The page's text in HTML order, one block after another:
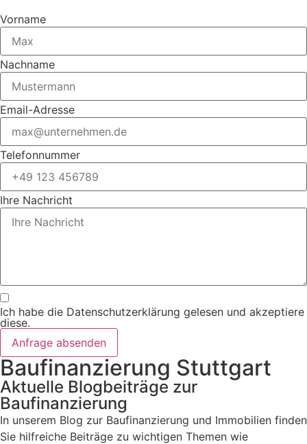
Vorname
Nachname
Email-Adresse
Telefonnummer
Ihre Nachricht
Ich habe die Datenschutzerklärung gelesen und akzeptiere
diese.
Anfrage absenden
Baufinanzierung Stuttgart
Aktuelle Blogbeiträge zur
Baufinanzierung
In unserem Blog zur Baufinanzierung und Immobilien finden
Sie hilfreiche Beiträge zu wichtigen Themen wie